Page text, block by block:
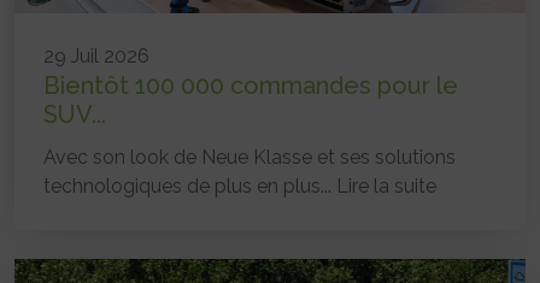
29 Juil 2026
Bientôt 100 000 commandes pour le
SUV...
Avec son look de Neue Klasse et ses solutions
technologiques de plus en plus... Lire la suite